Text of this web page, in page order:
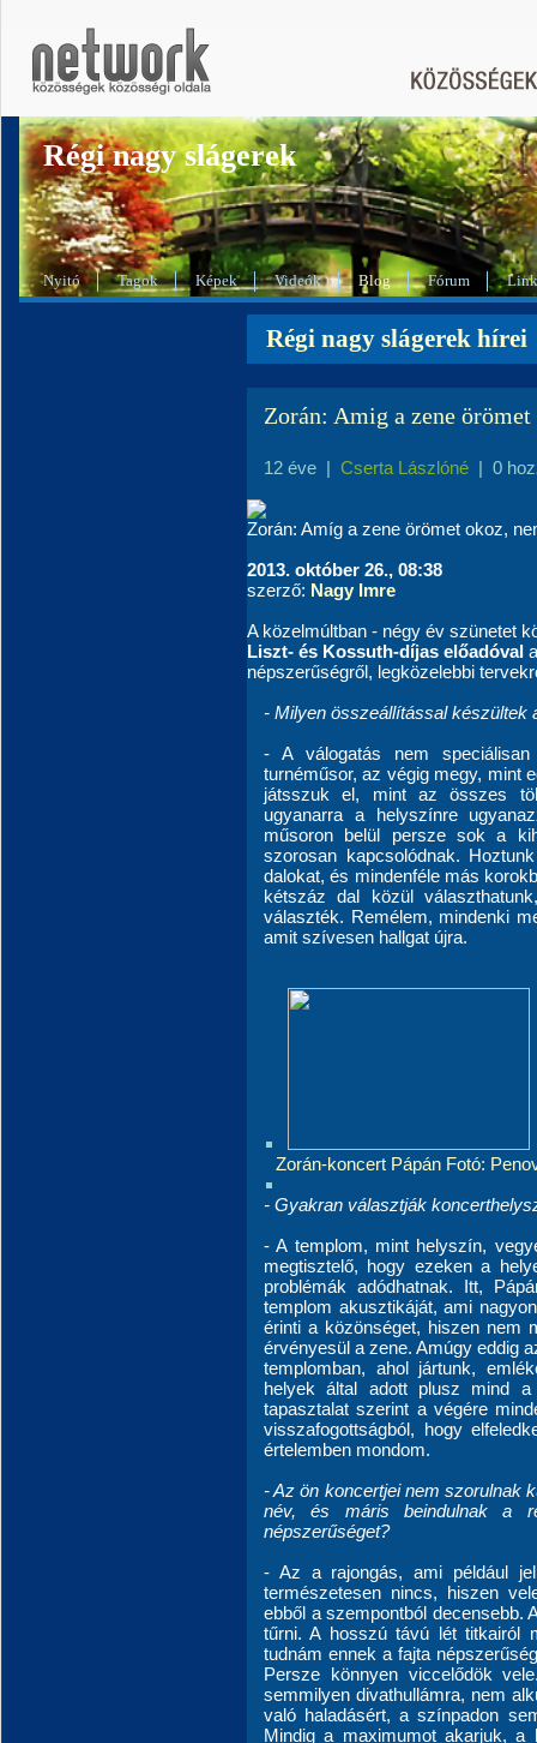
Régi nagy slágerek
Nyitó Tagok Képek Videók Blog Fórum
Régi nagy slágerek hírei
Zorán: Amig a zene
12 éve | Cserta Lászlóné | 0
Zorán: Amíg a zene örömet okoz,
2013. október 26., 08:38
szerző: Nagy Imre
A közelmúltban - négy év szünetet
Liszt- és Kossuth-díjas előadóval
népszerűségről, legközelebbi
- Milyen összeállítással készültek
- A válogatás nem
turnéműsor, az végig megy, mint
játsszuk el, mint az összes
ugyanarra a helyszínre
műsoron belül persze sok a
szorosan kapcsolódnak.
dalokat, és mindenféle más
kétszáz dal közül
választék. Remélem, mindenki
amit szívesen hallgat újra.
Zorán-koncert Pápán Fotó:
- Gyakran választják
- A templom, mint helyszín,
megtisztelő, hogy ezeken a
problémák adódhatnak. Itt,
templom akusztikáját, ami
érinti a közönséget, hiszen nem
érvényesül a zene. Amúgy eddig
templomban, ahol jártunk,
helyek által adott plusz mind
tapasztalat szerint a végére
visszafogottságból, hogy
értelemben mondom.
- Az ön koncertjei nem szorulnak
név, és máris beindulnak a
népszerűséget?
- Az a rajongás, ami például
természetesen nincs, hiszen
ebből a szempontból decensebb.
tűrni. A hosszú távú lét titkairól
tudnám ennek a fajta
Persze könnyen viccelődök
semmilyen divathullámra, nem
való haladásért, a színpadon
Mindig a maximumot akarjuk, a